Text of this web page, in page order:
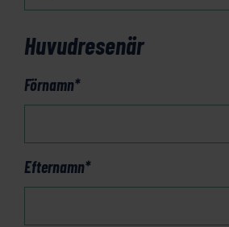
Huvudresenär
Förnamn*
Efternamn*